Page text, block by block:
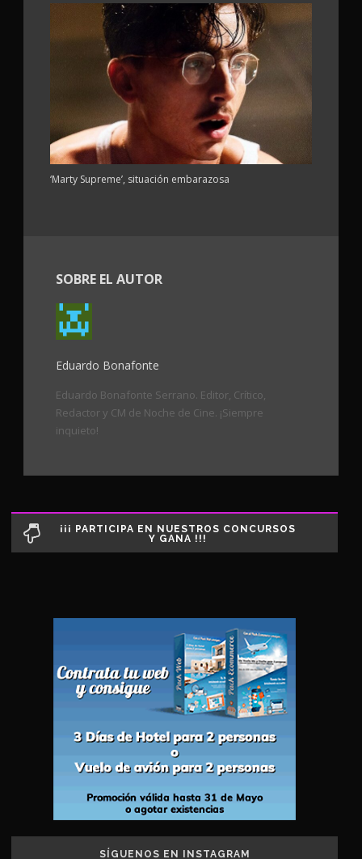
‘Marty Supreme’, situación embarazosa
SOBRE EL AUTOR
Eduardo Bonafonte
Eduardo Bonafonte Serrano. Editor, Crítico,
Redactor y CM de Noche de Cine. ¡Siempre
inquieto!
¡¡¡ PARTICIPA EN NUESTROS CONCURSOS
Y GANA !!!
SÍGUENOS EN INSTAGRAM